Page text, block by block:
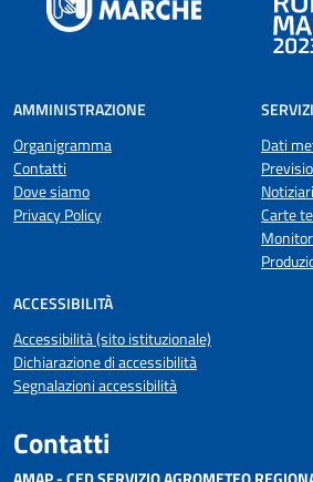
AMMINISTRAZIONE
Organigramma
Contatti
Dove siamo
Privacy Policy
SERVIZI
Dati
Carte
ACCESSIBILITÀ
Accessibilità (sito istituzionale)
Dichiarazione di accessibilità
Segnalazioni accessibilità
Contatti